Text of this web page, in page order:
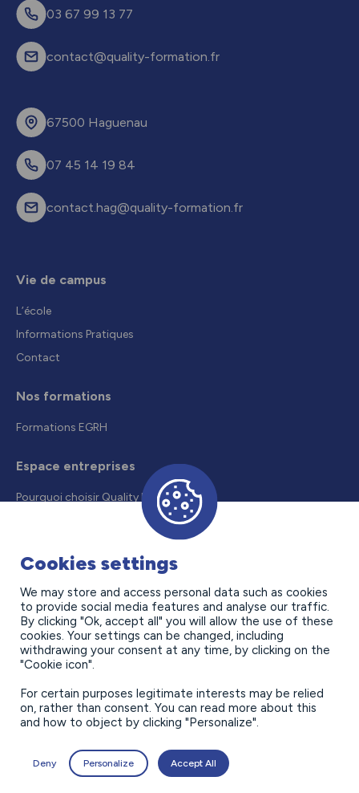
03 67 99 13 77
contact@quality-formation.fr
67500 Haguenau
07 45 14 19 84
contact.hag@quality-formation.fr
Vie de campus
L’école
Informations Pratiques
Contact
Nos formations
Formations EGRH
Espace entreprises
Pourquoi choisir Quality Formation
Contact
Politique de confidentialité
Mentions légales
Cookies settings
We may store and access personal data such as cookies
to provide social media features and analyse our traffic.
By clicking "Ok, accept all" you will allow the use of these
cookies. Your settings can be changed, including
withdrawing your consent at any time, by clicking on the
"Cookie icon".
For certain purposes legitimate interests may be relied
on, rather than consent. You can read more about this
and how to object by clicking "Personalize".
Deny Personalize Accept All